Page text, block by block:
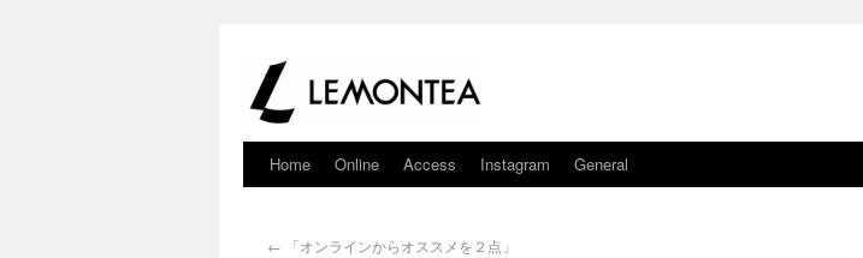
Home Online Access Instagram General
← 「オンラインからオススメを２点」